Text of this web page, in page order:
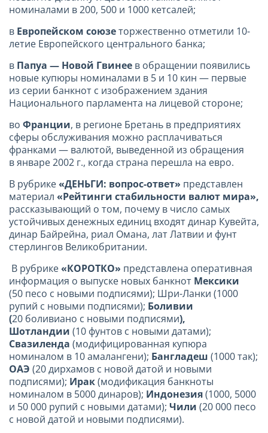
номиналами в 200, 500 и 1000 кетсалей;
в Европейском союзеторжественно отметили 10-
летие Европейского центрального банка;
в Папуа — Новой Гвинее в обращении появились
новые купюры номиналами в 5 и 10 кин — первые
из серии банкнот с изображением здания
Национального парламента на лицевой стороне;
во Франции, в регионе Бретань в предприятиях
сферы обслуживания можно расплачиваться
франками — валютой, выведенной из обращения
в январе 2002 г., когда страна перешла на евро.
В рубрике«ДЕНЬГИ: вопрос-ответ» представлен
материал «Рейтинги стабильности валют мира»,
рассказывающий о том, почему в число самых
устойчивых денежных единиц входят динар Кувейта,
динар Байрейна, риал Омана, лат Латвии и фунт
стерлингов Великобритании.
В рубрике«КОРОТКО» представлена оперативная
информация о выпуске новых банкнот Мексики
(50 песо с новыми подписями); Шри-Ланки (1000
рупий с новыми подписями); Боливии
(20 боливиано с новыми подписями),
Шотландии (10 фунтов с новыми датами);
Свазиленда (модифицированная купюра
номиналом в 10 амалангени); Бангладеш (1000 так);
ОАЭ (20 дирхамов с новой датой и новыми
подписями); Ирак(модификация банкноты
номиналом в 5000 динаров); Индонезия(1000, 5000
и 50 000 рупий с новыми датами); Чили (20 000 песо
с новой датой и новыми подписями).